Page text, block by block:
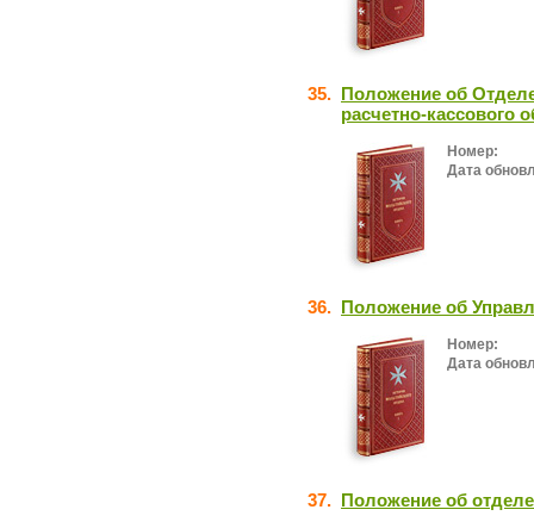
35. Положение об
расчетно-
Номер:
Дата
36. Положение об
Номер:
Дата
37. Положение об